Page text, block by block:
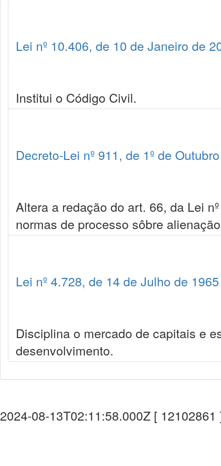
Lei nº 10.406, de 10 de Janeiro de
Institui o Código Civil.
Decreto-Lei nº 911, de 1º de
Altera a redação do art. 66, da Lei
normas de processo sôbre
Lei nº 4.728, de 14 de Julho de 1965
Disciplina o mercado de capitais e
desenvolvimento.
2024-08-13T02:11:58.000Z [ 12102861